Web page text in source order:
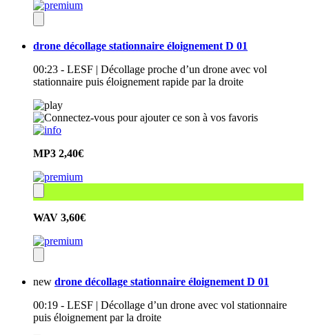
drone décollage stationnaire éloignement D 01
00:23 - LESF | Décollage proche d’un drone avec vol
stationnaire puis éloignement rapide par la droite
MP3 2,40€
WAV 3,60€
new drone décollage stationnaire éloignement D 01
00:19 - LESF | Décollage d’un drone avec vol stationnaire
puis éloignement par la droite